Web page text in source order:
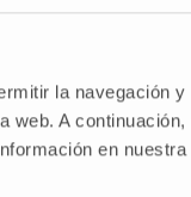
la navegación y
web. A continuación,
en nuestra